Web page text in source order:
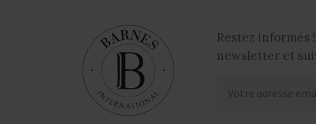
Restez informés
newsletter et